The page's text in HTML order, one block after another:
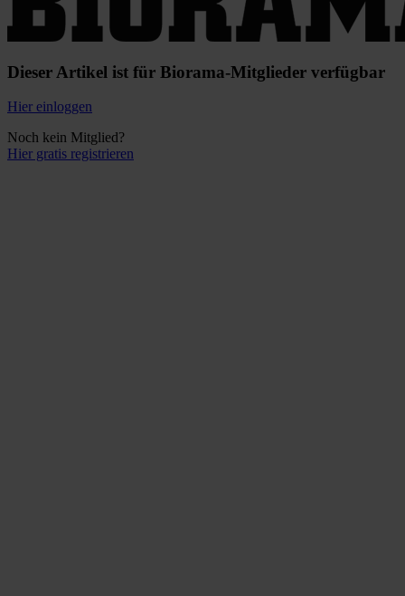
Dieser Artikel ist für Biorama-Mitglieder verfügbar
Hier einloggen
Noch kein Mitglied?
Hier gratis registrieren